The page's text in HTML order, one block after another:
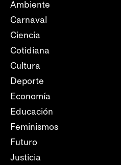
Ambiente
Carnaval
Ciencia
Cotidiana
Cultura
Deporte
Economía
Educación
Feminismos
Futuro
Justicia